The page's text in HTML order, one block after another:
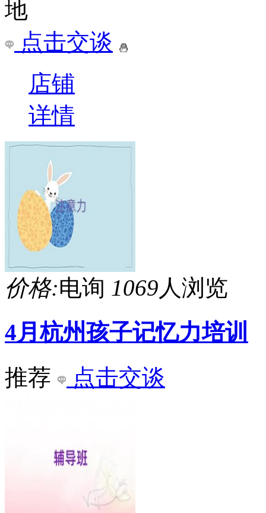
点击交谈
店铺
详情
价格:电询 1069人浏览
4月杭州孩子记忆力培训
推荐
点击交谈